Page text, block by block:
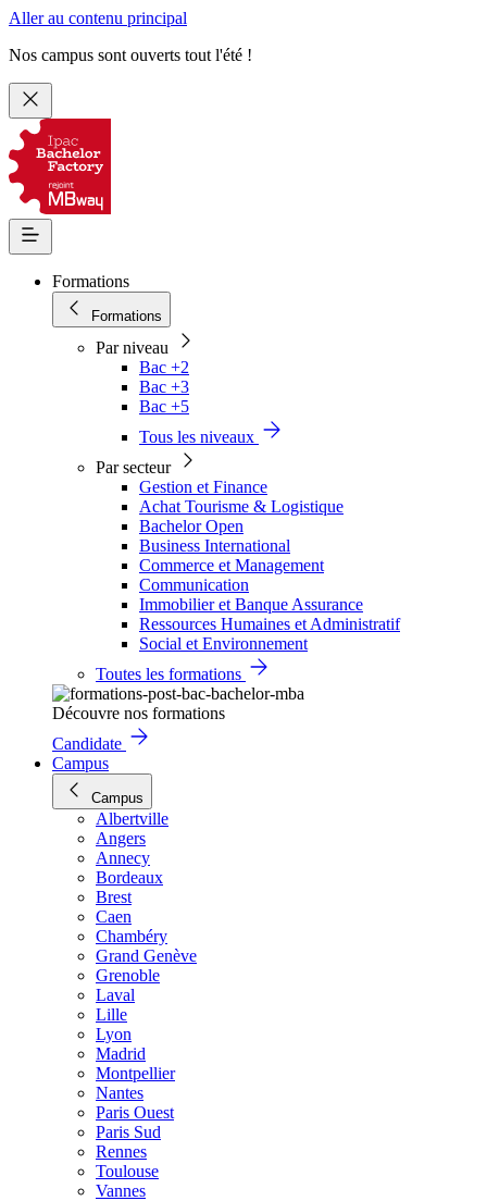
Aller au contenu principal
Nos campus sont ouverts tout l'été !
Formations
Formations
Par niveau
Bac +2
Bac +3
Bac +5
Tous les niveaux
Par secteur
Gestion et Finance
Achat Tourisme & Logistique
Bachelor Open
Business International
Commerce et Management
Communication
Immobilier et Banque Assurance
Ressources Humaines et Administratif
Social et Environnement
Toutes les formations
Découvre nos formations
Candidate
Campus
Campus
Albertville
Angers
Annecy
Bordeaux
Brest
Caen
Chambéry
Grand Genève
Grenoble
Laval
Lille
Lyon
Madrid
Montpellier
Nantes
Paris Ouest
Paris Sud
Rennes
Toulouse
Vannes